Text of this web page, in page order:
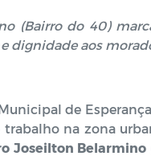
(Bairro do 40)
dignidade aos
de
na zona
Joseilton